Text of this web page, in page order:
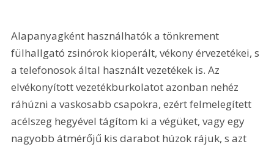
Alapanyagként használhatók a tönkrement
fülhallgató zsinórok kioperált, vékony érvezetékei, s
a telefonosok által használt vezetékek is. Az
elvékonyított vezetékburkolatot azonban nehéz
ráhúzni a vaskosabb csapokra, ezért felmelegített
acélszeg hegyével tágítom ki a végüket, vagy egy
nagyobb átmérőjű kis darabot húzok rájuk, s azt